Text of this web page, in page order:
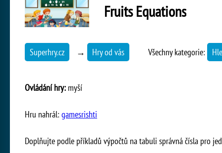
Fruits Equations
Superhry.cz → Hry od vás Všechny kategorie:
Ovládání hry: myší
Hru nahrál: gamesrishti
Doplňujte podle příkladů výpočtů na tabuli správná čísla pro